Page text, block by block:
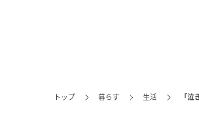
トップ 暮らす 生活 「